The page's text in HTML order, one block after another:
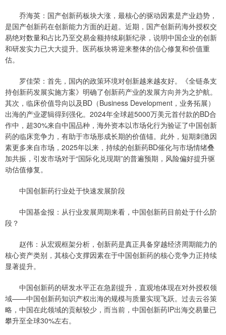
乔海英：国产创新药板块大涨，最核心的驱动因素是产业趋势，
是国产创新药在创新能力方面的赶超。近期，国产创新药海外授权交
易绝对数量和占比乃至交易金额持续刷新纪录，说明中国企业的创新
和研发实力已大大提升。医药板块将迎来整体的信心修复和价值重
估。
罗佳荣：首先，国内的政策环境对创新越来越友好。《全链条支
持创新药发展实施方案》明确了创新药产业的发展方向并为之护航。
其次，临床价值导向以及BD（Business Development，业务拓展）
出海的产业逻辑得到强化。2024年全球超5000万美元首付款的BD合
作中，超30%来自中国品种，海外资本以市场化行为验证了中国创新
药的临床竞争力，有助于市场形成长期的价值锚。此外，短期刺激因
素更多来自市场，2025年以来，持续的创新药BD催化与市场情绪叠
加共振，引发市场对于“国际化兑现期”的普遍预期，风险偏好提升驱
动估值修复。
中国创新药行业处于快速发展阶段
中国基金报：从行业发展周期来看，中国创新药目前处于什么阶
段？
赵伟：从宏观框架分析，创新药是真正具备穿越经济周期能力的
核心资产类别，其核心支撑因素在于中国创新药的核心竞争力正持续
显著提升。
中国创新药的研发水平正在急剧提升，直观地体现在对外授权领
域——中国创新药知识产权出海的规模与质量实现飞跃。过去云谷策
略，中国在此领域的贡献较少，而当前，中国创新药IP出海交易量已
攀升至全球30%左右。